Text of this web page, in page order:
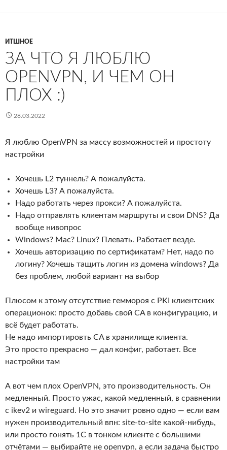
ИТШНОЕ
ЗА ЧТО Я ЛЮБЛЮ
OPENVPN, И ЧЕМ ОН
ПЛОХ :)
28.03.2022
Я люблю OpenVPN за массу возможностей и простоту
настройки
Хочешь L2 туннель? А пожалуйста.
Хочешь L3? А пожалуйста.
Надо работать через прокси? А пожалуйста.
Надо отправлять клиентам маршруты и свои DNS? Да
вообще нивопрос
Windows? Mac? Linux? Плевать. Работает везде.
Хочешь авторизацию по сертификатам? Нет, надо по
логину? Хочешь тащить логин из домена windows? Да
без проблем, любой вариант на выбор
Плюсом к этому отсутствие геммороя с PKI клиентских
операционок: просто добавь свой CA в конфигурацию, и
всё будет работать.
Не надо импортировть CA в хранилище клиента.
Это просто прекрасно — дал конфиг, работает. Все
настройки там
А вот чем плох OpenVPN, это производительность. Он
медленный. Просто ужас, какой медленный, в сравнении
с ikev2 и wireguard. Но это значит ровно одно — если вам
нужен производительный впн: site-to-site какой-нибудь,
или просто гонять 1С в тонком клиенте с большими
отчётами — выбирайте не openvpn, а если задача быстро